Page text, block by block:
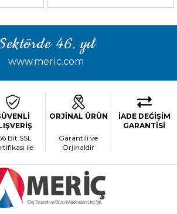
46. yıl
www.meric.com
Bit SSL
ile
ORJİNAL ÜRÜN
Garantili ve
Orjinaldir
İADE DEĞİŞİM
GARANTİSİ